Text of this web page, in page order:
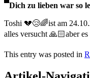
Dich zu lieben war so
Toshi 💔😢🌈ist am
alles versucht 🙏🏻aber
This entry was posted in